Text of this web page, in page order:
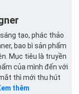
tạo, phác thảo
bao bì sản phẩm
Mục tiêu là truyền
của mình đến với
thì mới thu hút
thêm